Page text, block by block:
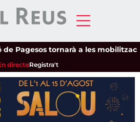
tornarà a les
directeRegistra't